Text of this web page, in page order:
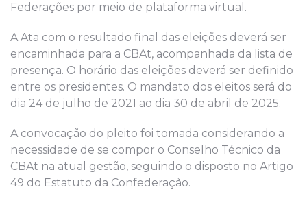
Federações por meio de plataforma virtual.
A Ata com o resultado final das eleições deverá ser
encaminhada para a CBAt, acompanhada da lista de
presença. O horário das eleições deverá ser definido
entre os presidentes. O mandato dos eleitos será do
dia 24 de julho de 2021 ao dia 30 de abril de 2025.
A convocação do pleito foi tomada considerando a
necessidade de se compor o Conselho Técnico da
CBAt na atual gestão, seguindo o disposto no Artigo
49 do Estatuto da Confederação.